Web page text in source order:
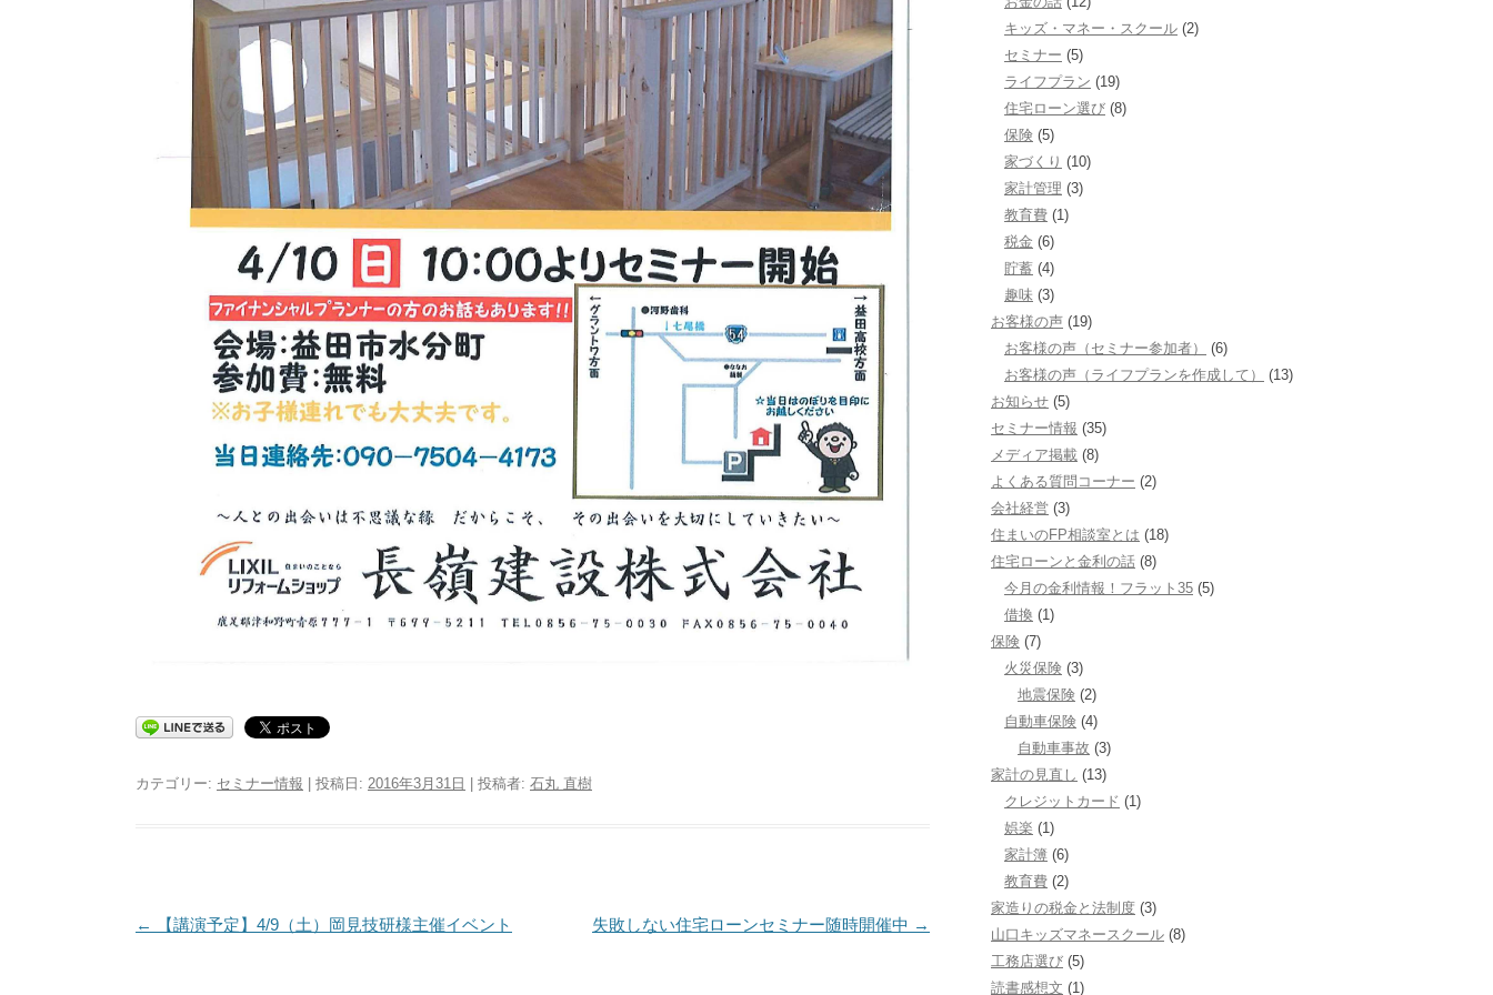
カテゴリー: セミナー情報 | 投稿日: 2016年3月31日 投稿者: 石丸 直樹
投稿ナビゲーション
← 【講演予定】4/9（土）岡見技研様主催イベント 失敗しない住宅ローンセミナー随時開催中 →
キッズ・マネー・スクール (2)
セミナー (5)
ライフプラン (19)
住宅ローン選び (8)
保険 (5)
家づくり (10)
家計管理 (3)
教育費 (1)
税金 (6)
貯蓄 (4)
趣味 (3)
お客様の声 (19)
お客様の声（セミナー参加者）
(6)
お客様の声（ライフプランを作成して）
(13)
お知らせ (5)
セミナー情報 (35)
メディア掲載 (8)
よくある質問コーナー (2)
会社経営 (3)
住まいのFP相談室とは (18)
住宅ローンと金利の話 (8)
今月の金利情報！フラット35 (5)
借換 (1)
保険 (7)
火災保険 (3)
地震保険 (2)
自動車保険 (4)
自動車事故 (3)
家計の見直し (13)
クレジットカード (1)
娯楽 (1)
家計簿 (6)
教育費 (2)
家造りの税金と法制度 (3)
山口キッズマネースクール (8)
工務店選び (5)
読書感想文 (1)